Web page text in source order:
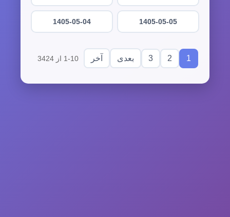
1405-05-05
1405-05-04
1
2
3 بعدی آخر 1-10 از 3424